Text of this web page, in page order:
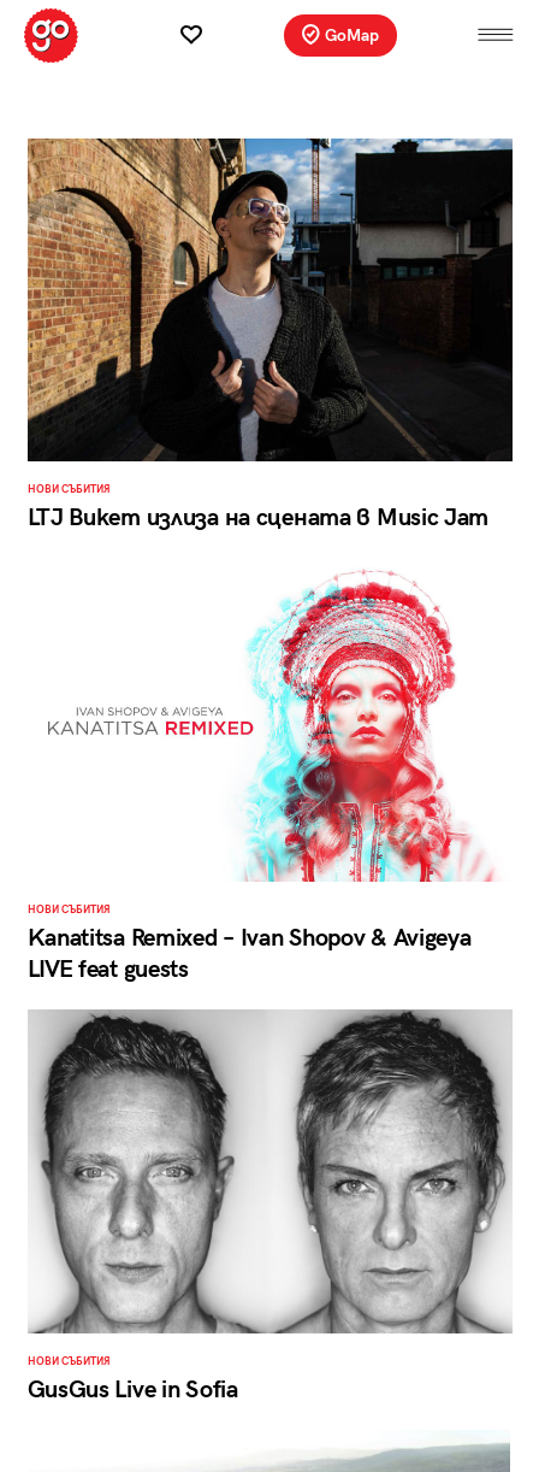
GoMap
НОВИ СЪБИТИЯ
LTJ Bukem излиза на сцената в Music Jam
НОВИ СЪБИТИЯ
Kanatitsa Remixed – Ivan Shopov & Avigeya
LIVE feat guests
НОВИ СЪБИТИЯ
GusGus Live in Sofia